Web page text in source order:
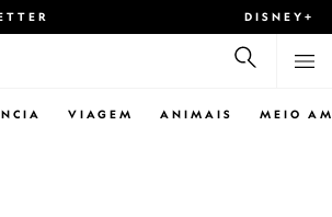
DISNEY+
VIAGEM ANIMAIS MEIO